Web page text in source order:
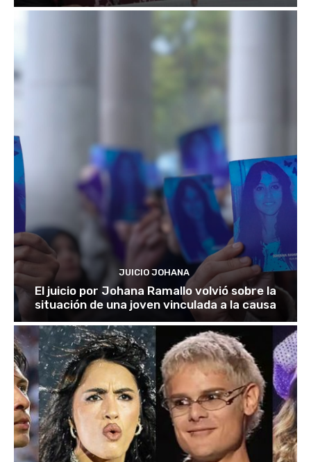
JUICIO JOHANA
El juicio por Johana Ramallo volvió sobre la
situación de una joven vinculada a la causa